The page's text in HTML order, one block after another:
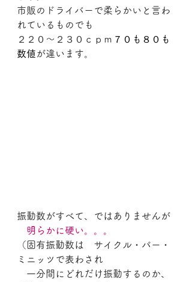
市販のドライバーで柔らかいと言わ
れているものでも
２２０～２３０ｃｐｍ ７０も８０も
数値が違います。
振動数がすべて、ではありませんが
明らかに硬い。。。
（固有振動数は　サイクル・パー・
ミニッツで表わされ
一分間にどれだけ振動するのか、